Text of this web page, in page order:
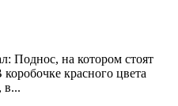
Поднос, на котором стоят
красного цвета
в...